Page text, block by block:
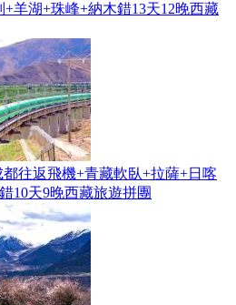
羊湖+珠峰+納木錯13天12晚西藏
都往返飛機+青藏軟臥+拉薩+日喀
10天9晚西藏旅遊拼團